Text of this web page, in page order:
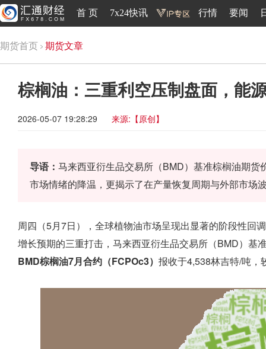
首 页 7x24快讯 行情 要闻
期货首页 期货文章
棕榈油：三重利空压制盘面，能
2026-05-07 19:28:29 来源:【原创】
导语： 马来西亚衍生品交易所（BMD）基准棕榈油期
市场情绪的降温，更揭示了在产量恢复周期与外部市场
周四（5月7日），全球植物油市场呈现出显著的阶段性回
增长预期的三重打击，马来西亚衍生品交易所（BMD）基
BMD棕榈油7月合约（FCPOc3） 报收于4,538林吉特/吨，